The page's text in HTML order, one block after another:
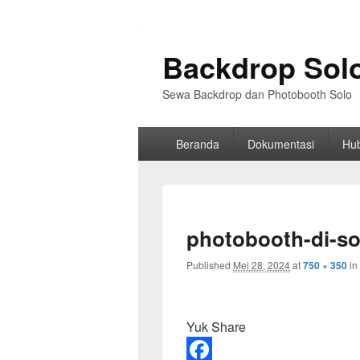
Backdrop
Sewa Backdrop dan Photobooth Solo
Beranda Dokumentasi
photobooth-di-
Published Mei 28, 2024at750 × 350in
Yuk Share